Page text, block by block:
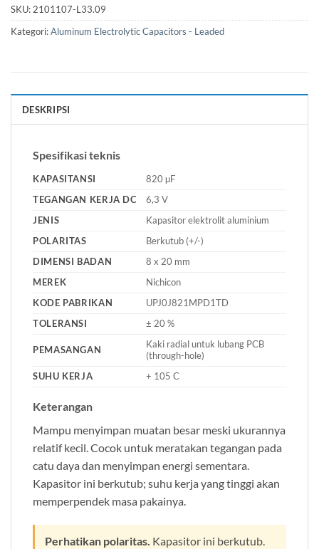
SKU: 2101107-L33.09
Kategori:Aluminum Electrolytic Capacitors - Leaded
DESKRIPSI
Spesifikasi teknis
KAPASITANSI
820 µF
TEGANGAN KERJA DC
6,3 V
JENIS
Kapasitor elektrolit aluminium
POLARITAS
Berkutub (+/-)
DIMENSI BADAN
8 x 20 mm
MEREK
Nichicon
KODE PABRIKAN
UPJ0J821MPD1TD
TOLERANSI
± 20 %
PEMASANGAN
Kaki radial untuk lubang PCB
(through-hole)
SUHU KERJA
+ 105 C
Keterangan
Mampu menyimpan muatan besar meski ukurannya
relatif kecil. Cocok untuk meratakan tegangan pada
catu daya dan menyimpan energi sementara.
Kapasitor ini berkutub; suhu kerja yang tinggi akan
memperpendek masa pakainya.
Perhatikan polaritas. Kapasitor ini berkutub.